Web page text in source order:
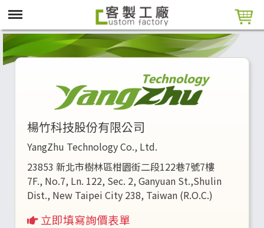
楊竹科技股份有限公司
YangZhu Technology Co., Ltd.
23853 新北市樹林區柑園街二段122巷7號7樓
7F., No.7, Ln. 122, Sec. 2, Ganyuan St.,Shulin
Dist., New Taipei City 238, Taiwan (R.O.C.)
立即填寫詢價表單